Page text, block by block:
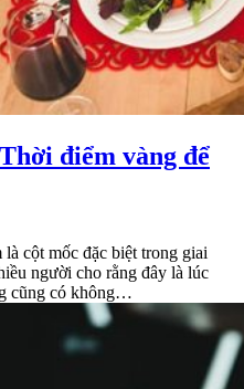
điểm vàng để
cột mốc đặc biệt trong giai
người cho rằng đây là lúc
cũng có không…